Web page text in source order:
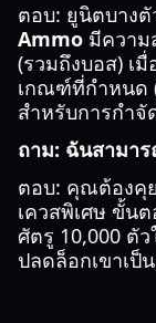
ตอบ: ยูนิตบางตั
Ammo มีความ
(รวมถึงบอส) เ
เกณฑ์ที่กำหนด
สำหรับการกำจั
ถาม: ฉันสามา
ตอบ: คุณต้องคุ
เควสพิเศษ ขั้น
ศัตรู 10,000 ตั
ปลดล็อกเขาเป็